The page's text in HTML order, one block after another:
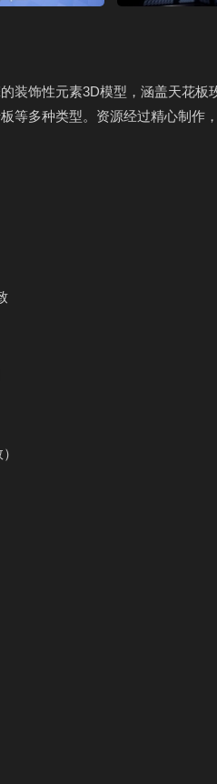
装饰性元素3D模型，涵盖天花
等多种类型。资源经过精心制作